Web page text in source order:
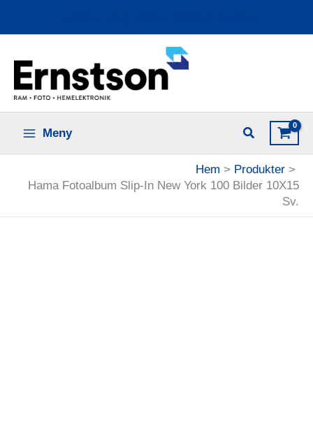
Meny
Hem
Produkter
Hama Fotoalbum Slip-In New York 100 Bilder 10X15
Sv.